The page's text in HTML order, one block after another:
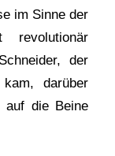
im Sinne der
revolutionär
der
darüber
auf die Beine